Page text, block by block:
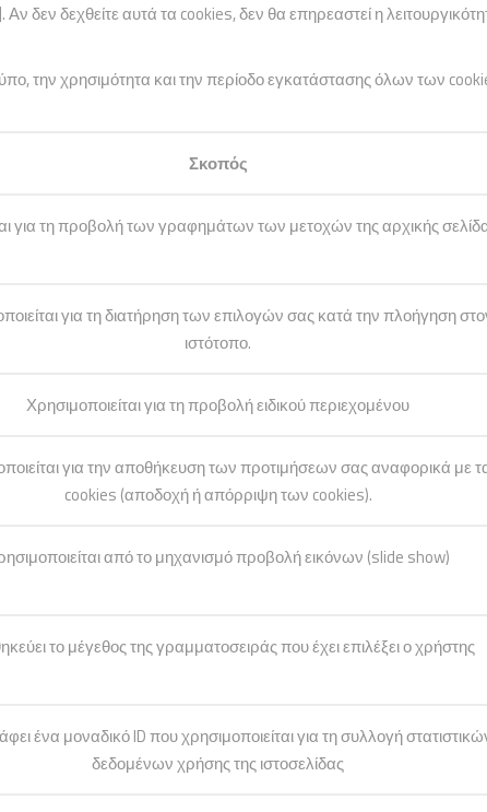
Αν δεν δεχθείτε αυτά τα cookies, δεν θα επηρεαστεί η
την χρησιμότητα και την περίοδο εγκατάστασης όλων των
Σκοπός
για τη προβολή των γραφημάτων των μετοχών της αρχικής
για τη διατήρηση των επιλογών σας κατά την πλοήγηση
ιστότοπο.
Χρησιμοποιείται για τη προβολή ειδικού περιεχομένου
για την αποθήκευση των προτιμήσεων σας αναφορικά με
cookies (αποδοχή ή απόρριψη των cookies).
από το μηχανισμό προβολή εικόνων (slide show)
το μέγεθος της γραμματοσειράς που έχει επιλέξει ο χρήστης
ένα μοναδικό ID που χρησιμοποιείται για τη συλλογή
δεδομένων χρήσης της ιστοσελίδας